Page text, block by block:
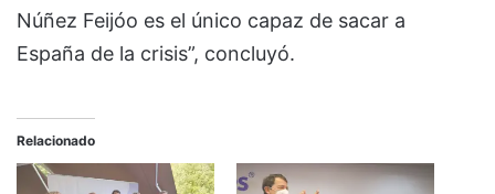
Núñez Feijóo es el único capaz de sacar a
España de la crisis”, concluyó.
Relacionado